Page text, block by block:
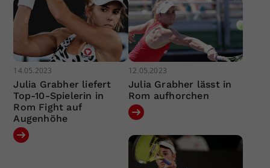
14.05.2023
Julia Grabher liefert
Top-10-Spielerin in
Rom Fight auf
Augenhöhe
12.05.2023
Julia Grabher lässt in
Rom aufhorchen